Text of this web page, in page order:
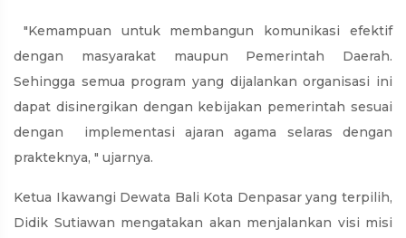
"Kemampuan untuk membangun komunikasi efektif
dengan masyarakat maupun Pemerintah Daerah.
Sehingga semua program yang dijalankan organisasi ini
dapat disinergikan dengan kebijakan pemerintah sesuai
dengan implementasi ajaran agama selaras dengan
prakteknya, " ujarnya.
Ketua Ikawangi Dewata Bali Kota Denpasar yang terpilih,
Didik Sutiawan mengatakan akan menjalankan visi misi